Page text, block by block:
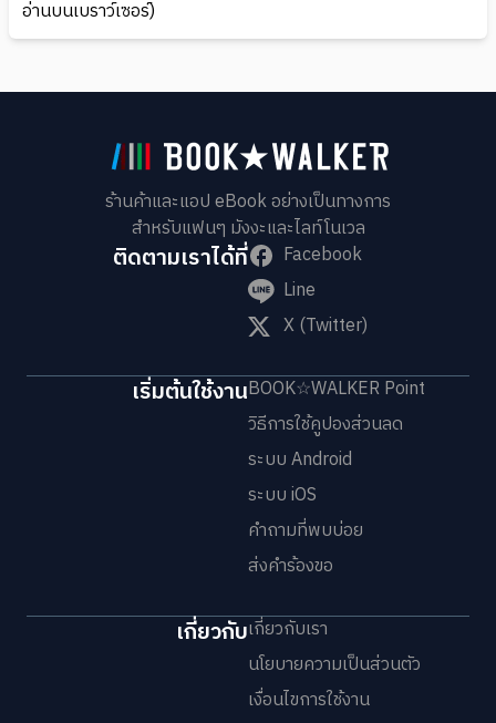
อ่านบนเบราว์เซอร์)
ร้านค้าและแอป eBook อย่างเป็นทางการ
สำหรับแฟนๆ มังงะและไลท์โนเวล
ติดตามเราได้ที่
Facebook
Line
X (Twitter)
เริ่มต้นใช้งานBOOK☆WALKER Point
วิธีการใช้คูปองส่วนลด
ระบบ Android
ระบบ iOS
คำถามที่พบบ่อย
ส่งคำร้องขอ
เกี่ยวกับเกี่ยวกับเรา
นโยบายความเป็นส่วนตัว
เงื่อนไขการใช้งาน